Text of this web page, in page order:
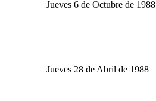
Jueves 6 de Octubre de 1988
Jueves 28 de Abril de 1988